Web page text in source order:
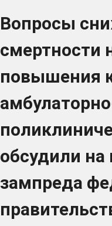
Вопросы
смертности
повышения
обсудили на
зампреда